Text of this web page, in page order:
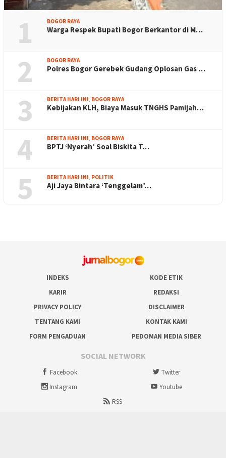
1 BOGOR RAYA
Warga Respek Bupati Bogor Berkantor di M…
2 BOGOR RAYA
Polres Bogor Gerebek Gudang Oplosan Gas …
3 BERITA HARI INI, BOGOR RAYA
Kebijakan KLH, Biaya Masuk TNGHS Pamijah…
4 BERITA HARI INI, BOGOR RAYA
BPTJ ‘Nyerah’ Soal Biskita T…
5 BERITA HARI INI, POLITIK
Aji Jaya Bintara ‘Tenggelam’…
INDEKS
KODE ETIK
KARIR
REDAKSI
PRIVACY POLICY
DISCLAIMER
TENTANG KAMI
KONTAK KAMI
FORM PENGADUAN
PEDOMAN MEDIA SIBER
SOCIAL NETWORK
Facebook
Twitter
Instagram
Youtube
RSS